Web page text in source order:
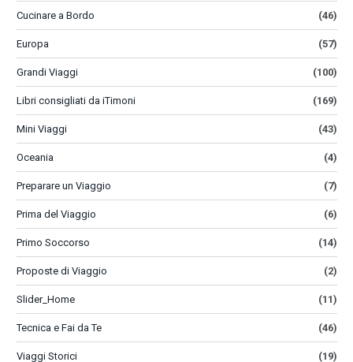
Cucinare a Bordo (46)
Europa (57)
Grandi Viaggi (100)
Libri consigliati da iTimoni (169)
Mini Viaggi (43)
Oceania (4)
Preparare un Viaggio (7)
Prima del Viaggio (6)
Primo Soccorso (14)
Proposte di Viaggio (2)
Slider_Home (11)
Tecnica e Fai da Te (46)
Viaggi Storici (19)